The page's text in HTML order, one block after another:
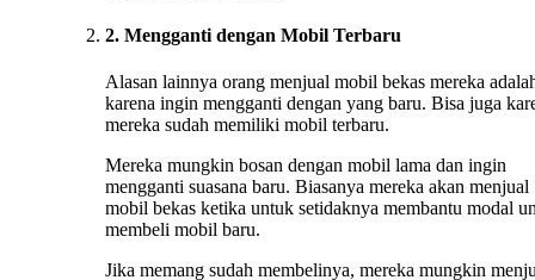
2. Mengganti dengan Mobil Terbaru
Alasan lainnya orang menjual mobil bekas mereka
karena ingin mengganti dengan yang baru. Bisa juga
mereka sudah memiliki mobil terbaru.
Mereka mungkin bosan dengan mobil lama dan ingin
mengganti suasana baru. Biasanya mereka akan menjual
mobil bekas ketika untuk setidaknya membantu modal
membeli mobil baru.
Jika memang sudah membelinya, mereka mungkin